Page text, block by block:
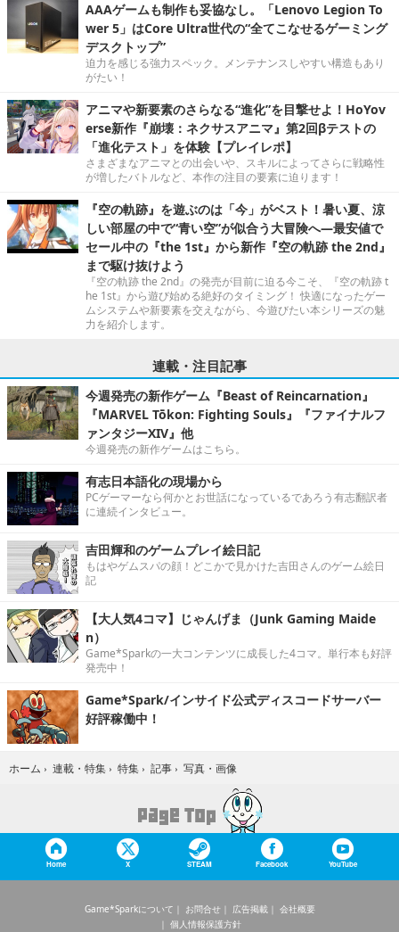
AAAゲームも制作も妥協なし。「Lenovo Legion To
wer 5」はCore Ultra世代の“全てこなせるゲーミング
デスクトップ”
迫力を感じる強力スペック。メンテナンスしやすい構造もあり
がたい！
アニマや新要素のさらなる“進化”を目撃せよ！HoYov
erse新作『崩壊：ネクサスアニマ』第2回βテストの
「進化テスト」を体験【プレイレポ】
さまざまなアニマとの出会いや、スキルによってさらに戦略性
が増したバトルなど、本作の注目の要素に迫ります！
『空の軌跡』を遊ぶのは「今」がベスト！暑い夏、涼
しい部屋の中で“青い空”が似合う大冒険へ―最安値で
セール中の『the 1st』から新作『空の軌跡 the 2nd』
まで駆け抜けよう
『空の軌跡 the 2nd』の発売が目前に迫る今こそ、『空の軌跡 t
he 1st』から遊び始める絶好のタイミング！ 快適になったゲー
ムシステムや新要素を交えながら、今遊びたい本シリーズの魅
力を紹介します。
連載・注目記事
今週発売の新作ゲーム『Beast of Reincarnation』
『MARVEL Tōkon: Fighting Souls』『ファイナルフ
ァンタジーXIV』他
今週発売の新作ゲームはこちら。
有志日本語化の現場から
PCゲーマーなら何かとお世話になっているであろう有志翻訳者
に連続インタビュー。
吉田輝和のゲームプレイ絵日記
もはやゲムスパの顔！どこかで見かけた吉田さんのゲーム絵日
記
【大人気4コマ】じゃんげま（Junk Gaming Maide
n）
Game*Sparkの一大コンテンツに成長した4コマ。単行本も好評
発売中！
Game*Spark/インサイド公式ディスコードサーバー
好評稼働中！
ホーム › 連載・特集 › 特集 › 記事 › 写真・画像
Home X STEAM Facebook YouTube
Game*Sparkについて お問合せ 広告掲載
会社概要
個人情報保護方針